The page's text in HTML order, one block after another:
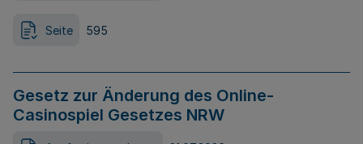
Seite 595
Gesetz zur Änderung des Online-
Casinospiel Gesetzes NRW